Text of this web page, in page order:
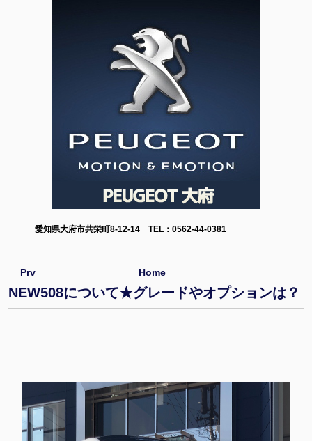
愛知県大府市共栄町8-12-14 TEL：0562-44-0381
Prv Home
NEW508について★グレードやオプションは？